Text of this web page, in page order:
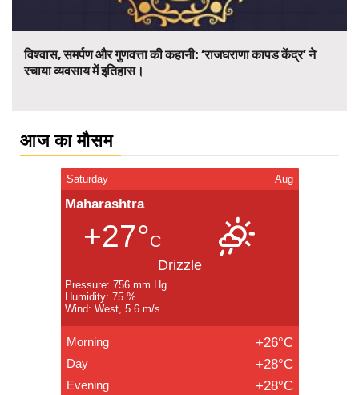
विश्वास, समर्पण और गुणवत्ता की कहानी: ‘राजघराणा कापड केंद्र’ ने
रचाया व्यवसाय में इतिहास।
आज का मौसम
Saturday Aug
Maharashtra
+27°C
Drizzle
Pressure: 756 mm Hg
Humidity: 75 %
Wind: West, 5.6 m/s
Morning +26°C
Day +28°C
Evening +28°C